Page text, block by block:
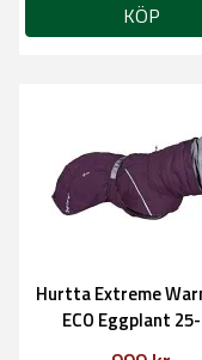
KÖP
Hurtta Extreme
ECO Eggplant